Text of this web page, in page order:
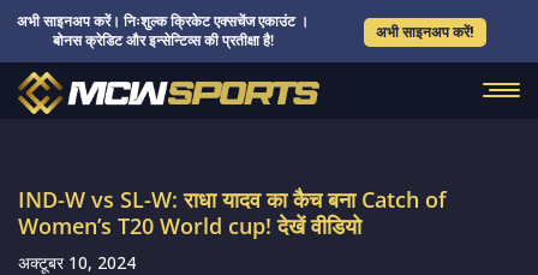
अभी साइनअप करें। निःशुल्क क्रिकेट एक्सचेंज एकाउंट ।
बोनस क्रेडिट और इन्सेन्टिव्स की प्रतीक्षा है!
अभी साइनअप करें!
IND-W vs SL-W: राधा यादव का कैच बना Catch of
Women’s T20 World cup! देखें वीडियो
अक्टूबर 10, 2024